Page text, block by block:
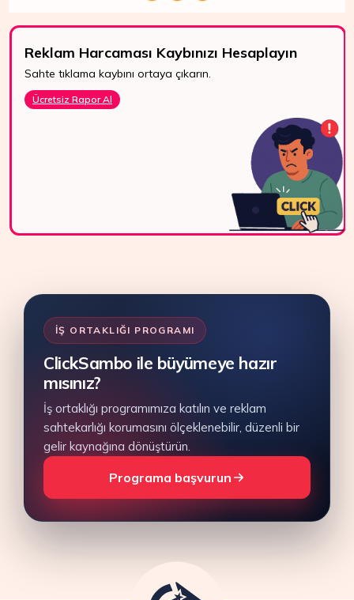
Reklam Harcaması Kaybınızı Hesaplayın
Sahte tıklama kaybını ortaya çıkarın.
Ücretsiz Rapor Al
7/24 Destek
WhatsApp, canlı
İŞ ORTAKLIĞI PROGRAMI
ClickSambo ile büyümeye hazır
mısınız?
İş ortaklığı programımıza katılın ve reklam
sahtekarlığı korumasını ölçeklenebilir, düzenli bir
gelir kaynağına dönüştürün.
Programa başvurun